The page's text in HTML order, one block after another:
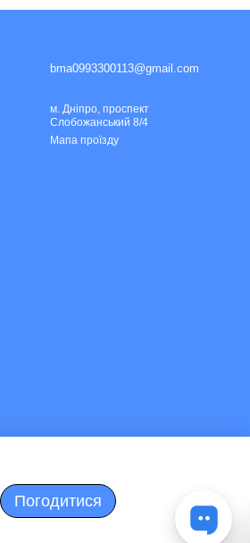
bma0993300113@gmail.com
м. Дніпро, проспект
Слобожанський 8/4
Мапа проїзду
Погодитися